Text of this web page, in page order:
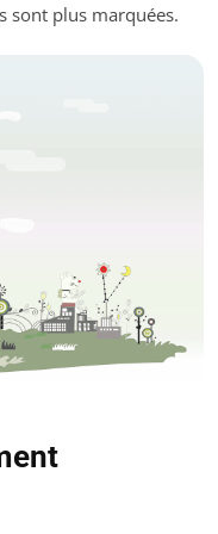
sont plus marquées.